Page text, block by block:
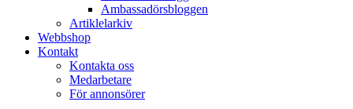
Ambassadörsbloggen
Artiklelarkiv
Webbshop
Kontakt
Kontakta oss
Medarbetare
För annonsörer